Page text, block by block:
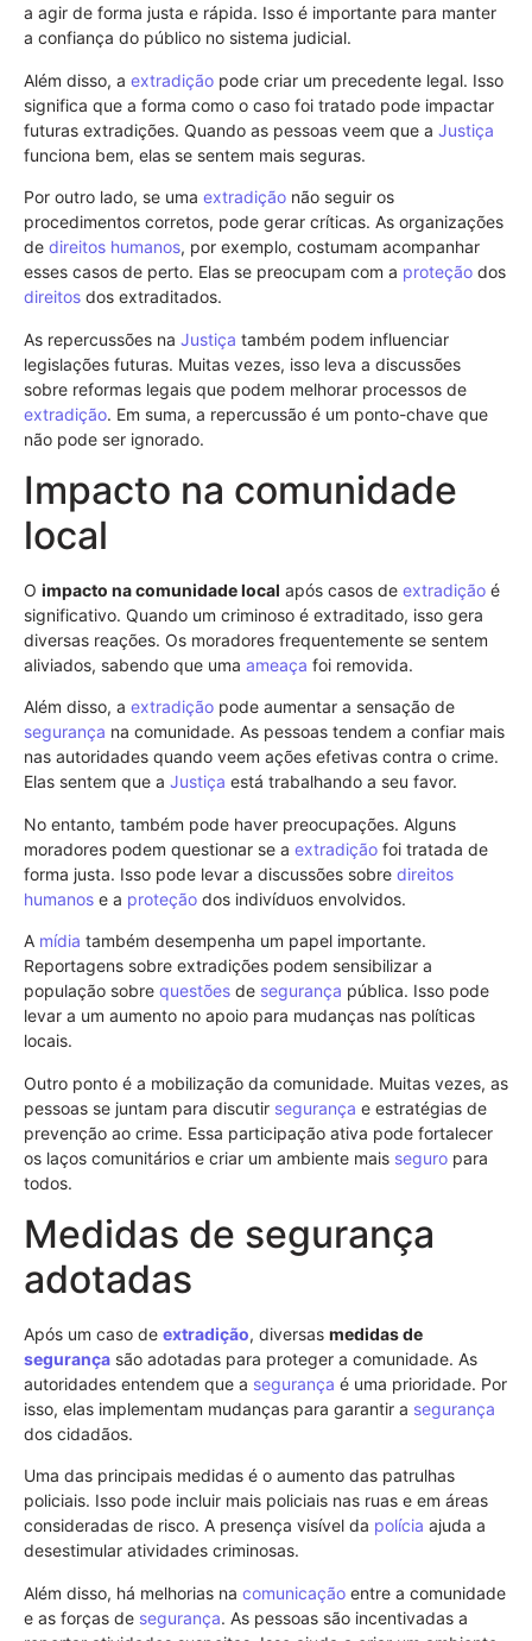
a agir de forma justa e rápida. Isso é importante para manter
a confiança do público no sistema judicial.
Além disso, a extradição pode criar um precedente legal. Isso
significa que a forma como o caso foi tratado pode impactar
futuras extradições. Quando as pessoas veem que a Justiça
funciona bem, elas se sentem mais seguras.
Por outro lado, se uma extradição não seguir os
procedimentos corretos, pode gerar críticas. As organizações
de direitos humanos, por exemplo, costumam acompanhar
esses casos de perto. Elas se preocupam com a proteção dos
direitos dos extraditados.
As repercussões na Justiça também podem influenciar
legislações futuras. Muitas vezes, isso leva a discussões
sobre reformas legais que podem melhorar processos de
extradição. Em suma, a repercussão é um ponto-chave que
não pode ser ignorado.
Impacto na comunidade
local
O impacto na comunidade local após casos de extradição é
significativo. Quando um criminoso é extraditado, isso gera
diversas reações. Os moradores frequentemente se sentem
aliviados, sabendo que uma ameaça foi removida.
Além disso, a extradição pode aumentar a sensação de
segurança na comunidade. As pessoas tendem a confiar mais
nas autoridades quando veem ações efetivas contra o crime.
Elas sentem que a Justiça está trabalhando a seu favor.
No entanto, também pode haver preocupações. Alguns
moradores podem questionar se a extradição foi tratada de
forma justa. Isso pode levar a discussões sobre direitos
humanos e a proteção dos indivíduos envolvidos.
A mídia também desempenha um papel importante.
Reportagens sobre extradições podem sensibilizar a
população sobre questões de segurança pública. Isso pode
levar a um aumento no apoio para mudanças nas políticas
locais.
Outro ponto é a mobilização da comunidade. Muitas vezes, as
pessoas se juntam para discutir segurança e estratégias de
prevenção ao crime. Essa participação ativa pode fortalecer
os laços comunitários e criar um ambiente mais seguro para
todos.
Medidas de segurança
adotadas
Após um caso de extradição, diversas medidas de
segurança são adotadas para proteger a comunidade. As
autoridades entendem que a segurança é uma prioridade. Por
isso, elas implementam mudanças para garantir a segurança
dos cidadãos.
Uma das principais medidas é o aumento das patrulhas
policiais. Isso pode incluir mais policiais nas ruas e em áreas
consideradas de risco. A presença visível da polícia ajuda a
desestimular atividades criminosas.
Além disso, há melhorias na comunicação entre a comunidade
e as forças de segurança. As pessoas são incentivadas a